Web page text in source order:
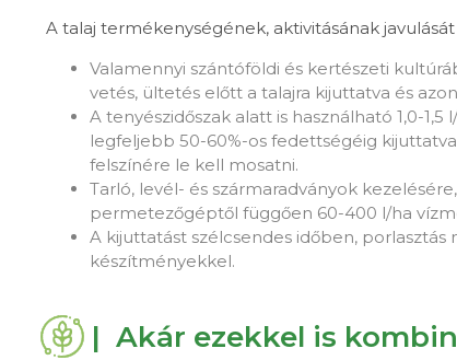
A talaj termékenységének, aktivitásának
Valamennyi szántóföldi és kertészeti
vetés, ültetés előtt a talajra kijuttatva és
A tenyészidőszak alatt is használható 1,0-
legfeljebb 50-60%-os fedettségéig
felszínére le kell mosatni.
Tarló, levél- és szármaradványok
permetezőgéptől függően 60-400 l/ha
A kijuttatást szélcsendes időben,
készítményekkel.
| Akár ezekkel is